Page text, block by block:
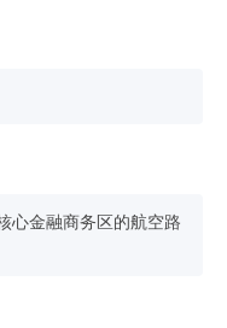
心金融商务区的航空路